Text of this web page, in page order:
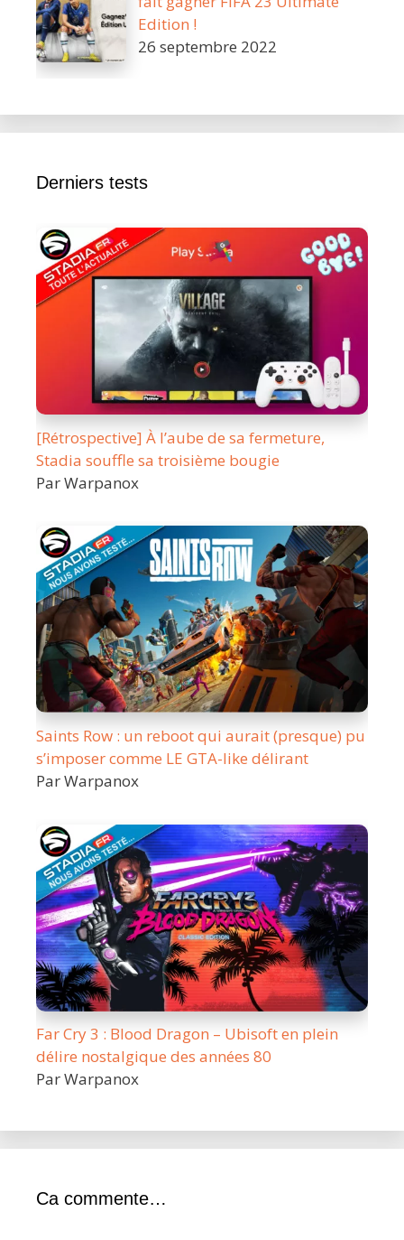
Edition !
26 septembre 2022
Derniers tests
[Rétrospective] À l’aube de sa fermeture,
Stadia souffle sa troisième bougie
Par Warpanox
Saints Row : un reboot qui aurait (presque) pu
s’imposer comme LE GTA-like délirant
Par Warpanox
Far Cry 3 : Blood Dragon – Ubisoft en plein
délire nostalgique des années 80
Par Warpanox
Ca commente…